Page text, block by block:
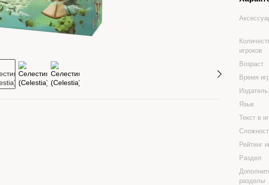
игроков
Возраст
Время
Издатель
Язык
Текст в
Рейтинг
Раздел
разделы